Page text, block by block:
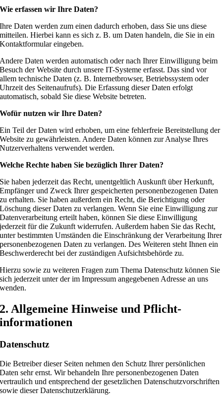
Wie erfassen wir Ihre Daten?
Ihre Daten werden zum einen dadurch erhoben, dass Sie uns diese
mitteilen. Hierbei kann es sich z. B. um Daten handeln, die Sie in ein
Kontaktformular eingeben.
Andere Daten werden automatisch oder nach Ihrer Einwilligung beim
Besuch der Website durch unsere IT-Systeme erfasst. Das sind vor
allem technische Daten (z. B. Internetbrowser, Betriebssystem oder
Uhrzeit des Seitenaufrufs). Die Erfassung dieser Daten erfolgt
automatisch, sobald Sie diese Website betreten.
Wofür nutzen wir Ihre Daten?
Ein Teil der Daten wird erhoben, um eine fehlerfreie Bereitstellung der
Website zu gewährleisten. Andere Daten können zur Analyse Ihres
Nutzerverhaltens verwendet werden.
Welche Rechte haben Sie bezüglich Ihrer Daten?
Sie haben jederzeit das Recht, unentgeltlich Auskunft über Herkunft,
Empfänger und Zweck Ihrer gespeicherten personenbezogenen Daten
zu erhalten. Sie haben außerdem ein Recht, die Berichtigung oder
Löschung dieser Daten zu verlangen. Wenn Sie eine Einwilligung zur
Datenverarbeitung erteilt haben, können Sie diese Einwilligung
jederzeit für die Zukunft widerrufen. Außerdem haben Sie das Recht,
unter bestimmten Umständen die Einschränkung der Verarbeitung Ihrer
personenbezogenen Daten zu verlangen. Des Weiteren steht Ihnen ein
Beschwerderecht bei der zuständigen Aufsichtsbehörde zu.
Hierzu sowie zu weiteren Fragen zum Thema Datenschutz können Sie
sich jederzeit unter der im Impressum angegebenen Adresse an uns
wenden.
2. Allgemeine Hinweise und Pflicht­
informationen
Datenschutz
Die Betreiber dieser Seiten nehmen den Schutz Ihrer persönlichen
Daten sehr ernst. Wir behandeln Ihre personenbezogenen Daten
vertraulich und entsprechend der gesetzlichen Datenschutzvorschriften
sowie dieser Datenschutzerklärung.